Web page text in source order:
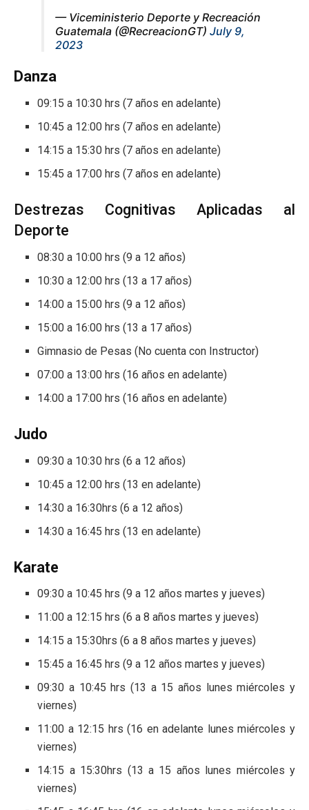
— Viceministerio Deporte y Recreación
Guatemala (@RecreacionGT) July 9,
2023
Danza
09:15 a 10:30 hrs (7 años en adelante)
10:45 a 12:00 hrs (7 años en adelante)
14:15 a 15:30 hrs (7 años en adelante)
15:45 a 17:00 hrs (7 años en adelante)
Destrezas Cognitivas Aplicadas al
Deporte
08:30 a 10:00 hrs (9 a 12 años)
10:30 a 12:00 hrs (13 a 17 años)
14:00 a 15:00 hrs (9 a 12 años)
15:00 a 16:00 hrs (13 a 17 años)
Gimnasio de Pesas (No cuenta con Instructor)
07:00 a 13:00 hrs (16 años en adelante)
14:00 a 17:00 hrs (16 años en adelante)
Judo
09:30 a 10:30 hrs (6 a 12 años)
10:45 a 12:00 hrs (13 en adelante)
14:30 a 16:30hrs (6 a 12 años)
14:30 a 16:45 hrs (13 en adelante)
Karate
09:30 a 10:45 hrs (9 a 12 años martes y jueves)
11:00 a 12:15 hrs (6 a 8 años martes y jueves)
14:15 a 15:30hrs (6 a 8 años martes y jueves)
15:45 a 16:45 hrs (9 a 12 años martes y jueves)
09:30 a 10:45 hrs (13 a 15 años lunes miércoles y
viernes)
11:00 a 12:15 hrs (16 en adelante lunes miércoles y
viernes)
14:15 a 15:30hrs (13 a 15 años lunes miércoles y
viernes)